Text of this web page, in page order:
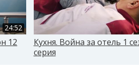
24:52
12
Кухня. Война за отель 1
серия